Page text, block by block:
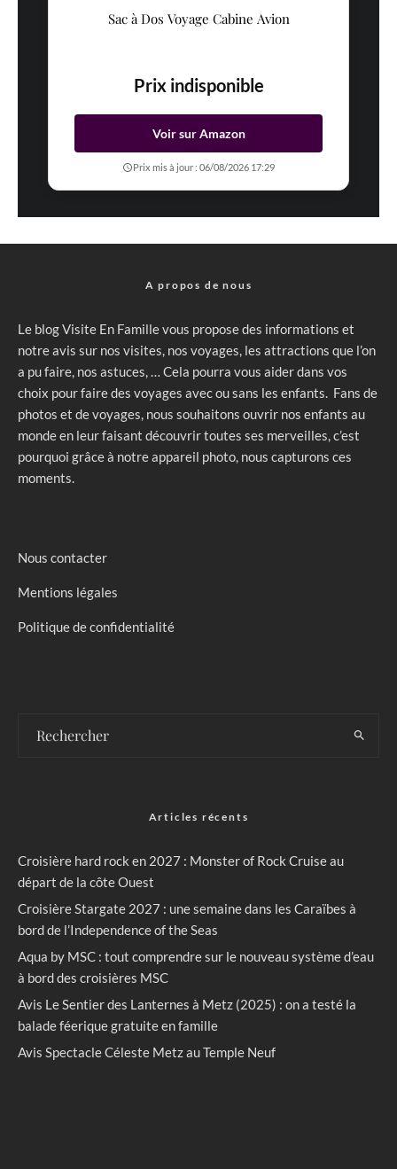
Sac à Dos Voyage Cabine Avion
Prix indisponible
Voir sur Amazon
Prix mis à jour : 06/08/2026 17:29
A propos de nous
Le blog Visite En Famille vous propose des informations et
notre avis sur nos visites, nos voyages, les attractions que l’on
a pu faire, nos astuces, … Cela pourra vous aider dans vos
choix pour faire des voyages avec ou sans les enfants. Fans de
photos et de voyages, nous souhaitons ouvrir nos enfants au
monde en leur faisant découvrir toutes ses merveilles, c’est
pourquoi grâce à notre appareil photo, nous capturons ces
moments.
Nous contacter
Mentions légales
Politique de confidentialité
Articles récents
Croisière hard rock en 2027 : Monster of Rock Cruise au
départ de la côte Ouest
Croisière Stargate 2027 : une semaine dans les Caraïbes à
bord de l’Independence of the Seas
Aqua by MSC : tout comprendre sur le nouveau système d’eau
à bord des croisières MSC
Avis Le Sentier des Lanternes à Metz (2025) : on a testé la
balade féerique gratuite en famille
Avis Spectacle Céleste Metz au Temple Neuf